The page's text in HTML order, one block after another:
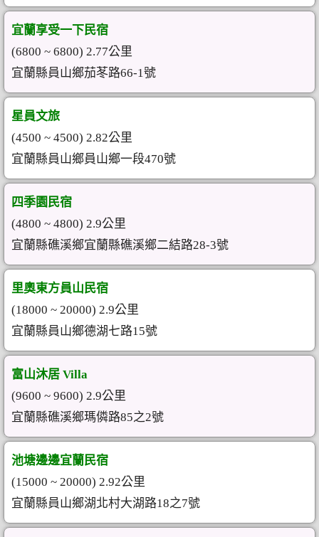
宜蘭享受一下民宿
(6800 ~ 6800) 2.77公里
宜蘭縣員山鄉茄苳路66-1號
星員文旅
(4500 ~ 4500) 2.82公里
宜蘭縣員山鄉員山鄉一段470號
四季園民宿
(4800 ~ 4800) 2.9公里
宜蘭縣礁溪鄉宜蘭縣礁溪鄉二結路28-3號
里奧東方員山民宿
(18000 ~ 20000) 2.9公里
宜蘭縣員山鄉德湖七路15號
富山沐居 Villa
(9600 ~ 9600) 2.9公里
宜蘭縣礁溪鄉瑪僯路85之2號
池塘邊邊宜蘭民宿
(15000 ~ 20000) 2.92公里
宜蘭縣員山鄉湖北村大湖路18之7號